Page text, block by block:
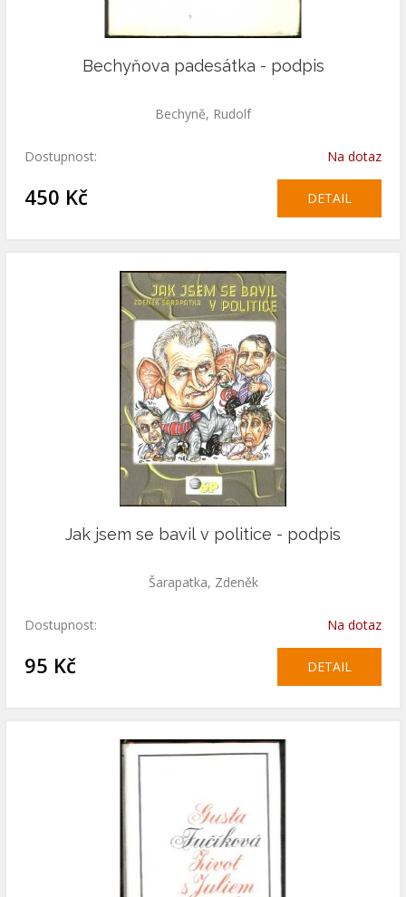
Bechyňova padesátka - podpis
Bechyně, Rudolf
Dostupnost: Na dotaz
450 Kč DETAIL
Jak jsem se bavil v politice - podpis
Šarapatka, Zdeněk
Dostupnost: Na dotaz
95 Kč DETAIL